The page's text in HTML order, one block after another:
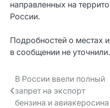
направленных на
России.
Подробностей о местах
в сообщении не уточнили.
Навигация
по записям
В России ввели полный
запрет на экспорт
бензина и авиакеросина